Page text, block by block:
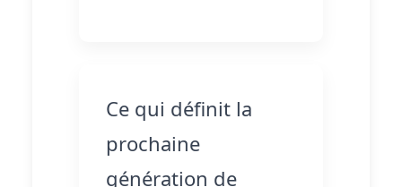
Ce qui définit la
prochaine
génération de